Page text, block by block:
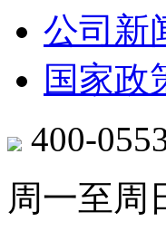
公司新
国家政
400-
周一至周